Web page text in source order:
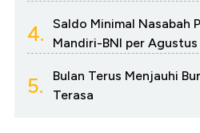
4.
Saldo Minimal Nasabah
Mandiri-BNI per
5.
Bulan Terus Menjauhi
Terasa